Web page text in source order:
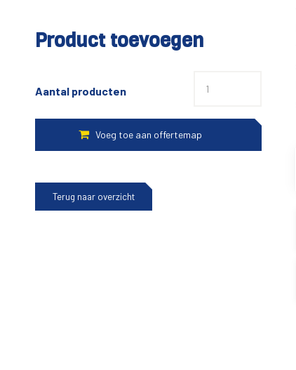
Product toevoegen
Aantal producten
Terug naar overzicht